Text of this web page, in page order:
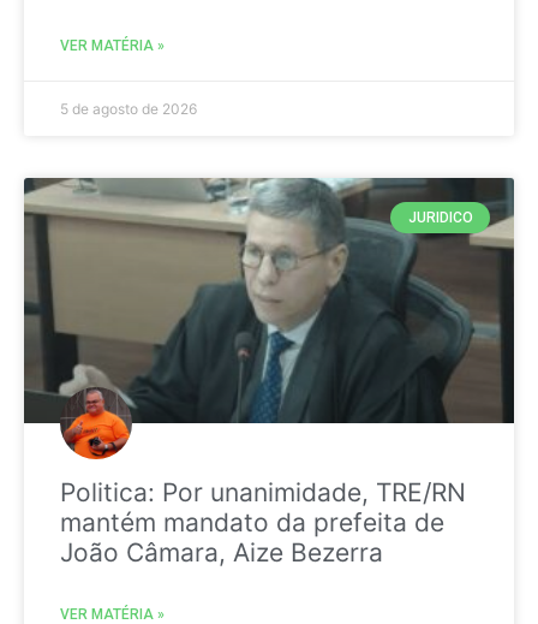
VER MATÉRIA »
5 de agosto de 2026
JURIDICO
Politica: Por unanimidade, TRE/RN
mantém mandato da prefeita de
João Câmara, Aize Bezerra
VER MATÉRIA »